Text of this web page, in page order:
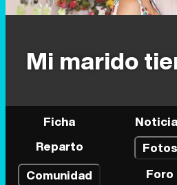
Mi marido
Ficha
Reparto
Fotos
Comunidad
Foro